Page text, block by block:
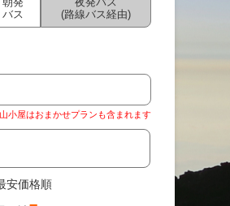
バス
(路線バス経由)
小屋はおまかせプランも含まれます
安価格順